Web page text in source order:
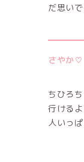
だ思い
さやか♡
ちひろ
行けるよ
人いっ